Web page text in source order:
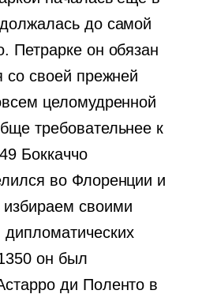
до самой
Петрарке он обязан
со своей прежней
целомудренной
требовательнее к
Боккаччо
во Флоренции и
своими
он был
ди Поленто в